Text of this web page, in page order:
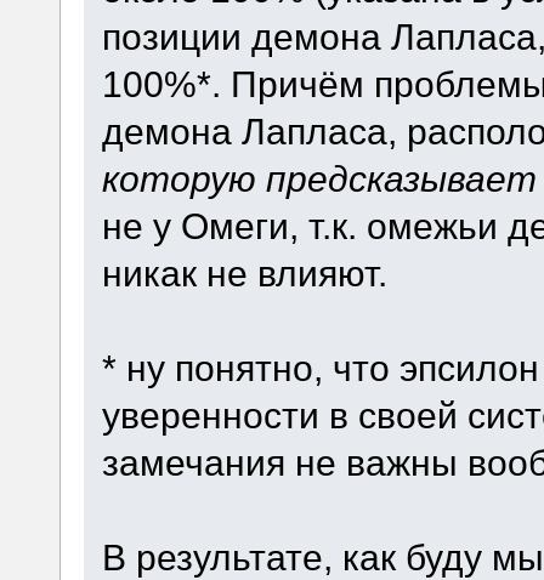
позиции демона
100%*. Причём
демона Лапласа,
которую предсказывает
не у Омеги, т.к. омежьи
никак не влияют.
* ну понятно, что
уверенности в своей
замечания не важны
В результате, как буду